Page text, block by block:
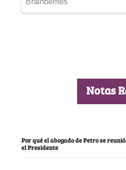
Notas
Por qué el abogado de Petro se
el Presidente